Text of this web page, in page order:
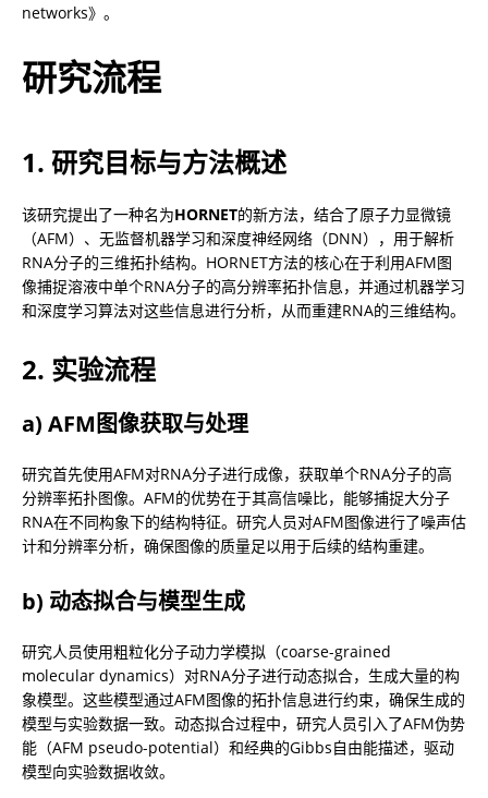
networks》。
研究流程
1. 研究目标与方法概述
该研究提出了一种名为HORNET的新方法，结合了原子力显微镜
（AFM）、无监督机器学习和深度神经网络（DNN），用于解析
RNA分子的三维拓扑结构。HORNET方法的核心在于利用AFM图
像捕捉溶液中单个RNA分子的高分辨率拓扑信息，并通过机器学习
和深度学习算法对这些信息进行分析，从而重建RNA的三维结构。
2. 实验流程
a) AFM图像获取与处理
研究首先使用AFM对RNA分子进行成像，获取单个RNA分子的高
分辨率拓扑图像。AFM的优势在于其高信噪比，能够捕捉大分子
RNA在不同构象下的结构特征。研究人员对AFM图像进行了噪声估
计和分辨率分析，确保图像的质量足以用于后续的结构重建。
b) 动态拟合与模型生成
研究人员使用粗粒化分子动力学模拟（coarse-grained
molecular dynamics）对RNA分子进行动态拟合，生成大量的构
象模型。这些模型通过AFM图像的拓扑信息进行约束，确保生成的
模型与实验数据一致。动态拟合过程中，研究人员引入了AFM伪势
能（AFM pseudo-potential）和经典的Gibbs自由能描述，驱动
模型向实验数据收敛。